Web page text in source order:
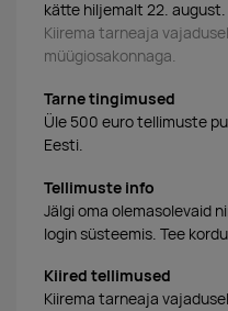
kätte hiljemalt 22. august.
Kiirema tarneaja
müügiosakonnaga.
Tarne tingimused
Üle 500 euro tellimuste
Eesti.
Tellimuste info
Jälgi oma olemasolevaid
login süsteemis. Tee
Kiired tellimused
Kiirema tarneaja